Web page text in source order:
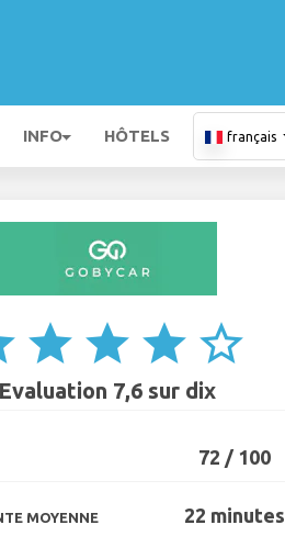
INFO HÔTELS français
star star star star_border
Evaluation 7,6 sur dix
72 / 100
MOYENNE 22 minutes